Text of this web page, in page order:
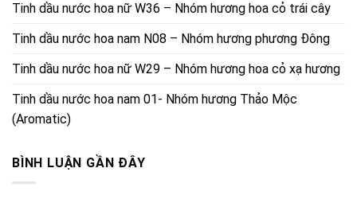
Tinh dầu nước hoa nữ W36 – Nhóm hương hoa cỏ trái cây
Tinh dầu nước hoa nam N08 – Nhóm hương phương Đông
Tinh dầu nước hoa nữ W29 – Nhóm hương hoa cỏ xạ hương
Tinh dầu nước hoa nam 01- Nhóm hương Thảo Mộc
(Aromatic)
BÌNH LUẬN GẦN ĐÂY